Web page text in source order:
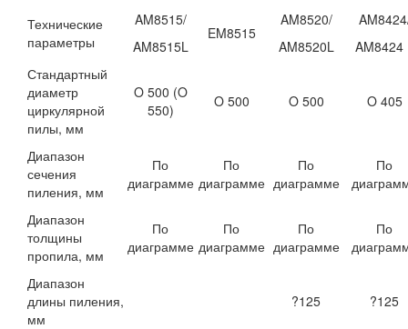
Технические
параметры
AM8515/
AM8515L
EM8515
AM8520/
AM8520L
AM8424
Стандартный
диаметр
циркулярной
пилы, мм
O 500 (O
550)
O 500 O 500 O 405
Диапазон
сечения
пиления, мм
По
диаграмме
По
диаграмме
По
диаграмме
По
Диапазон
толщины
пропила, мм
По
диаграмме
По
диаграмме
По
диаграмме
По
Диапазон
длины пиления,
мм
?125 ?125